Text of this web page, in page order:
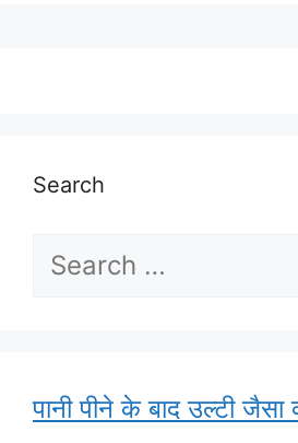
Search
Search
पानी पीने के बाद उल्टी जैसा